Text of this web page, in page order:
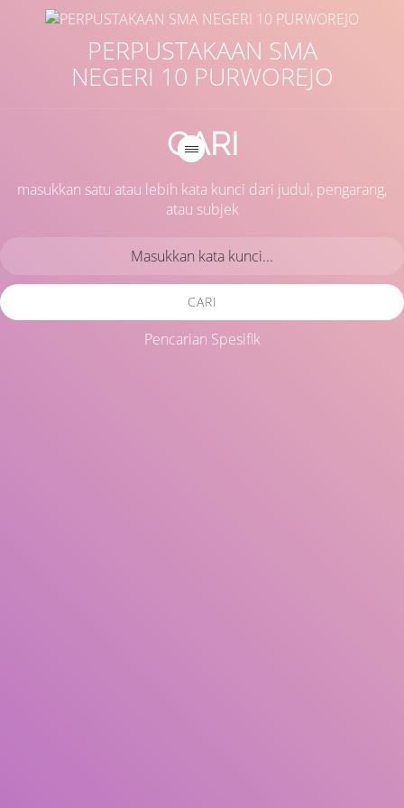
PERPUSTAKAAN SMA
NEGERI 10 PURWOREJO
CARI
masukkan satu atau lebih kata kunci dari judul, pengarang,
atau subjek
CARI
Pencarian Spesifik